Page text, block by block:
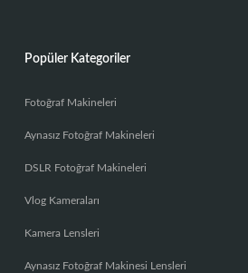
Popüler Kategoriler
Fotoğraf Makineleri
Aynasız Fotoğraf Makineleri
DSLR Fotoğraf Makineleri
Vlog Kameraları
Kamera Lensleri
Aynasız Fotoğraf Makinesi Lensleri